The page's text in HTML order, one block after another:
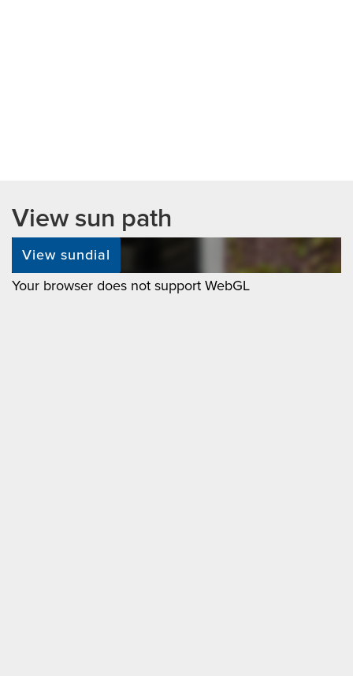
View sun path
View sundial
Your browser does not support WebGL